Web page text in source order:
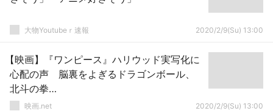
大物Youtubeｒ速報 2020/2/9(Su) 13:00
【映画】『ワンピース』ハリウッド実写化に
心配の声 脳裏をよぎるドラゴンボール、
北斗の拳…
映画.net 2020/2/9(Su) 13:00